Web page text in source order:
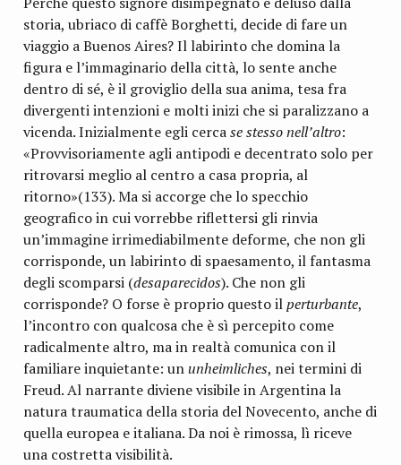
storia, ubriaco di caffè Borghetti, decide di fare un
viaggio a Buenos Aires? Il labirinto che domina la
figura e l’immaginario della città, lo sente anche
dentro di sé, è il groviglio della sua anima, tesa fra
divergenti intenzioni e molti inizi che si paralizzano a
vicenda. Inizialmente egli cercase stesso nell’altro:
«Provvisoriamente agli antipodi e decentrato solo per
ritrovarsi meglio al centro a casa propria, al
ritorno»(133). Ma si accorge che lo specchio
geografico in cui vorrebbe riflettersi gli rinvia
un’immagine irrimediabilmente deforme, che non gli
corrisponde, un labirinto di spaesamento, il fantasma
degli scomparsi (desaparecidos). Che non gli
corrisponde? O forse è proprio questo ilperturbante,
l’incontro con qualcosa che è sì percepito come
radicalmente altro, ma in realtà comunica con il
familiare inquietante: ununheimliches, nei termini di
Freud. Al narrante diviene visibile in Argentina la
natura traumatica della storia del Novecento, anche di
quella europea e italiana. Da noi è rimossa, lì riceve
una costretta visibilità.